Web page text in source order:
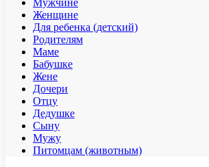
Мужчине
Женщине
Для ребенка (детский)
Родителям
Маме
Бабушке
Жене
Дочери
Отцу
Дедушке
Сыну
Мужу
Питомцам (животным)